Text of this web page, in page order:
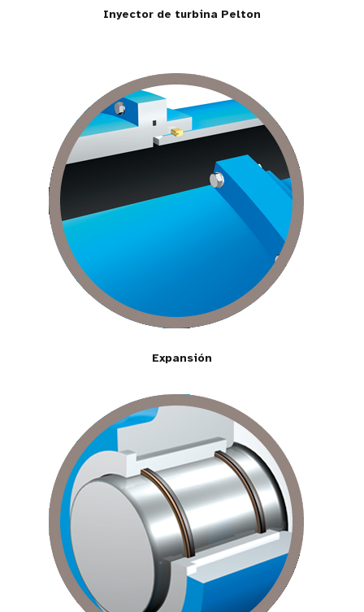
Inyector de turbina Pelton
Expansión